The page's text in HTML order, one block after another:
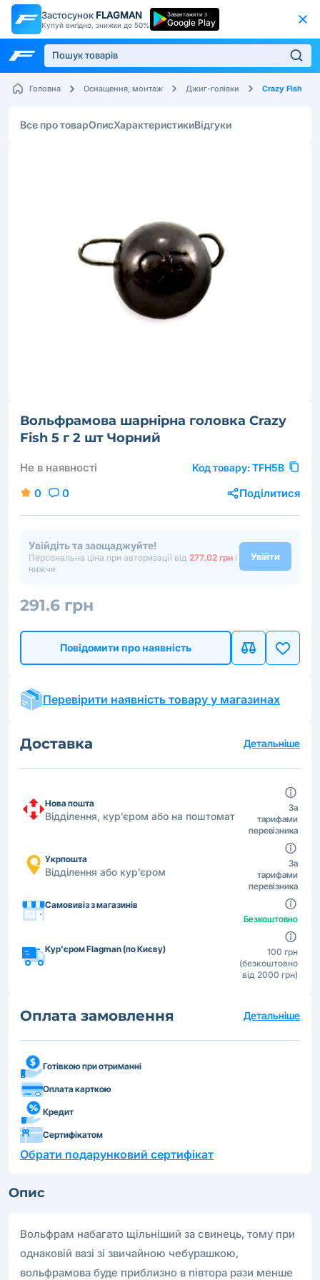
Застосунок FLAGMAN
Купуй вигідно, знижки до 50%
Завантажити з
Google Play
Головна Оснащення, монтаж Джиг-голівки Crazy Fish
Все про товарОписХарактеристикиВідгуки
Вольфрамова шарнірна головка Crazy
Fish 5 г 2 шт Чорний
Не в наявності Код товару: TFH5B
0 0 Поділитися
Увійдіть та заощаджуйте!
Персональна ціна при авторизації від 277.02 грн і
нижче
Увійти
291.6 грн
Повідомити про наявність
Перевірити наявність товару у магазинах
Доставка Детальніше
Нова пошта
Відділення, кур’єром або на поштомат
За
тарифами
перевізника
Укрпошта
Відділення або кур’єром
За
тарифами
перевізника
Самовивіз з магазинів
Безкоштовно
Кур'єром Flagman (по Києву)
100 грн
(безкоштовно
від 2000 грн)
Оплата замовлення Детальніше
Готівкою при отриманні
Оплата карткою
Кредит
Сертифікатом
Обрати подарунковий сертифікат
Опис
Вольфрам набагато щільніший за свинець, тому при
однаковій вазі зі звичайною чебурашкою,
вольфрамова буде приблизно в півтора рази менше